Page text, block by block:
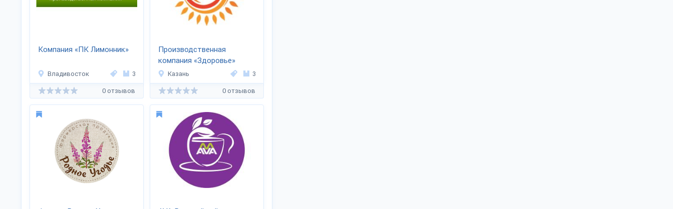
Компания «ПК Лимонник»
Владивосток 3
0 отзывов
Производственная
компания «Здоровье»
Казань 3
0 отзывов